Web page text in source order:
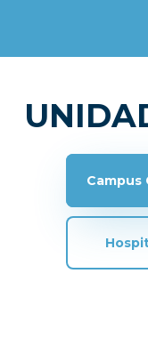
Campus